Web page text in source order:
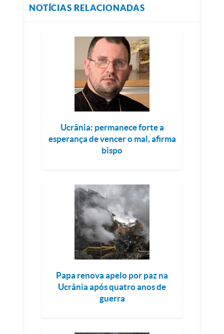
NOTÍCIAS RELACIONADAS
Ucrânia: permanece forte a
esperança de vencer o mal, afirma
bispo
Papa renova apelo por paz na
Ucrânia após quatro anos de
guerra